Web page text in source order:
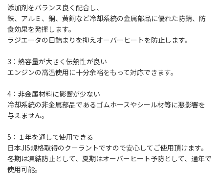
添加剤をバランス良く配合し、
鉄、アルミ、銅、黄銅など冷却系統の金属部品に優れた防錆、防
食効果を発揮します。
ラジエータの目詰まりを抑えオーバーヒートを防止します。
3：熱容量が大きく伝熱性が良い
エンジンの高温使用に十分余裕をもって対応できます。
4：非金属材料に影響が少ない
冷却系統の非金属部品であるゴムホースやシール材等に悪影響を
与えません。
5：１年を通して使用できる
日本JIS規格取得のクーラントですので安心してご使用頂けます。
冬期は凍結防止として、夏期はオーバーヒート予防として、通年で
使用可能。